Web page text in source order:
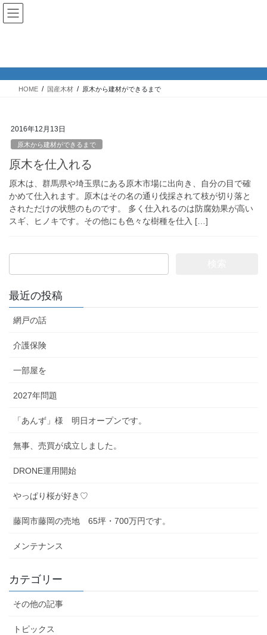
コ
ン
へ
ス
ナ
ビ
ョ
ン
HOME 国産木材 原木から建材ができるまで
2016年12月13日
原木から建材ができるまで
原木を仕入れる
原木は、群馬県や埼玉県にある原木市場に出向き、自分の目で確
かめて仕入れます。原木はその名の通り伐採されて枝が切り落と
されただけの状態のものです。 多く仕入れるのは防腐効果が高い
スギ、ヒノキです。その他にも色々な樹種を仕入 […]
索:
最近の投稿
網戸の話
介護保険
一部屋を
2027年問題
「あんず」様 明日オープンです。
無事、売買が成立しました。
DRONE運用開始
やっぱり桜が好き♡
藤岡市藤岡の売地 65坪・700万円です。
メンテナンス
カテゴリー
その他の記事
トピックス